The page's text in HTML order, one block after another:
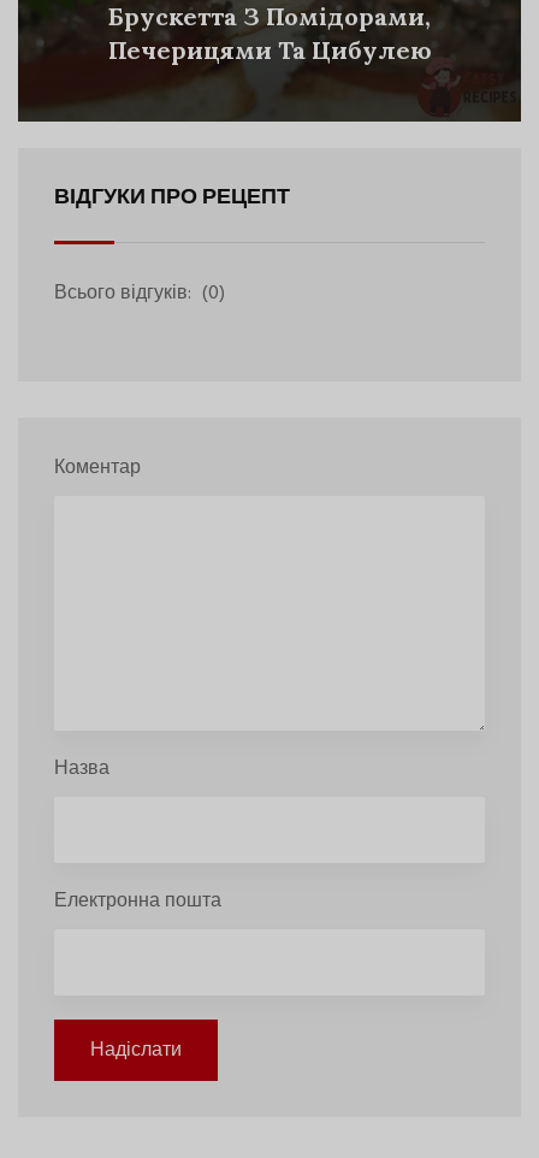
Брускетта З Помідорами,
Печерицями Та Цибулею
ВІДГУКИ ПРО РЕЦЕПТ
Всього відгуків: (0)
Коментар
Назва
Електронна пошта
Надіслати